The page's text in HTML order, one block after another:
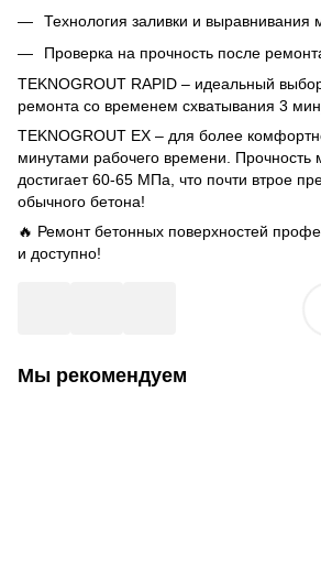
Технология заливки и выравнивания
Проверка на прочность после
TEKNOGROUT RAPID – идеальный
ремонта со временем схватывания 3
TEKNOGROUT EX – для более
минутами рабочего времени. Прочность
достигает 60-65 МПа, что почти втрое
обычного бетона!
🔥 Ремонт бетонных поверхностей
и доступно!
Мы рекомендуем